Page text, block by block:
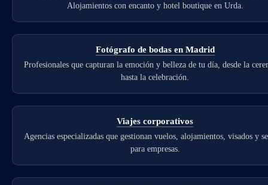
Alojamientos con encanto y hotel boutique en Urda.
Fotógrafo de bodas en Madrid
Profesionales que capturan la emoción y belleza de tu día, desde la
hasta la celebración.
Viajes corporativos
Agencias especializadas que gestionan vuelos, alojamientos, visados y
para empresas.